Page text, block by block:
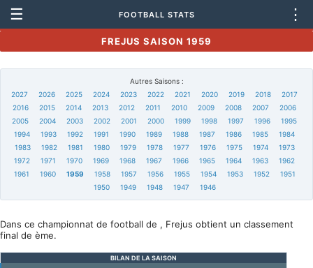
☰ FOOTBALL STATS ⋮
FREJUS SAISON 1959
Autres Saisons :
2027
2026 2025 2024 2023 2022 2021 2020 2019 2018
2017
2016
2015 2014 2013 2012 2011 2010 2009 2008 2007
2006
2005
2004 2003 2002 2001 2000 1999 1998 1997 1996
1995
1994
1993 1992 1991 1990 1989 1988 1987 1986 1985
1984
1983
1982 1981 1980 1979 1978 1977 1976 1975 1974
1973
1972
1971 1970 1969 1968 1967 1966 1965 1964 1963
1962
1961
1960 1959 1958 1957 1956 1955 1954 1953 1952
1951
1950
1949 1948 1947 1946
Dans ce championnat de football de , Frejus obtient un classement
final de ème.
BILAN DE LA SAISON